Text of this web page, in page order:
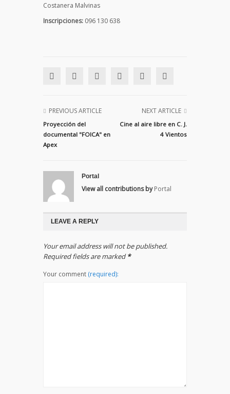
Costanera Malvinas
Inscripciones: 096 130 638
PREVIOUS ARTICLE
Proyección del
documental "FOICA" en
Apex
NEXT ARTICLE
Cine al aire libre en C. J.
4 Vientos
Portal
View all contributions by Portal
LEAVE A REPLY
Your email address will not be published.
Required fields are marked*
Your comment (required):